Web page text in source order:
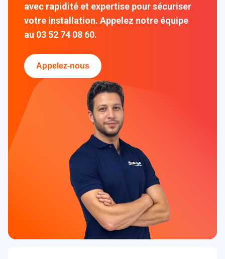
avec rapidité et expertise pour sécuriser
votre installation. Appelez notre équipe
au 03 52 74 08 60.
Appelez-nous